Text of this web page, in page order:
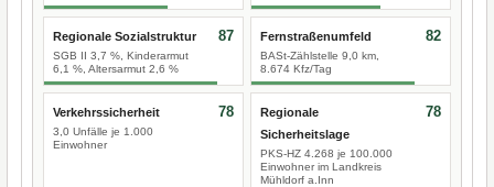
Regionale Sozialstruktur
SGB II 3,7 %, Kinderarmut
6,1 %, Altersarmut 2,6 %
87 Fernstraßenumfeld
BASt-Zählstelle 9,0 km,
8.674 Kfz/Tag
82
Verkehrssicherheit
3,0 Unfälle je 1.000
Einwohner
78
Regionale
Sicherheitslage
PKS-HZ 4.268 je 100.000
Einwohner im Landkreis
Mühldorf a.Inn
78